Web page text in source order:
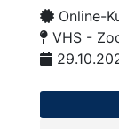
Online-
VHS -